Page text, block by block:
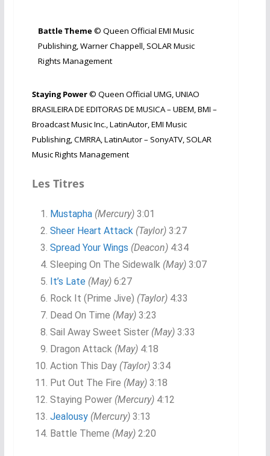
Battle Theme​© Queen Official EMI Music
Publishing, Warner Chappell, SOLAR Music
Rights Management​
Staying Power​© Queen Official UMG, UNIAO
BRASILEIRA DE EDITORAS DE MUSICA – UBEM, BMI –
Broadcast Music Inc., LatinAutor, EMI Music
Publishing, CMRRA, LatinAutor – SonyATV, SOLAR
Music Rights Management
Les Titres
Mustapha (Mercury) 3:01
Sheer Heart Attack (Taylor) 3:27
Spread Your Wings (Deacon)4:34
Sleeping On The Sidewalk (May) 3:07
It’s Late (May) 6:27
Rock It (Prime Jive) (Taylor) 4:33
Dead On Time (May) 3:23
Sail Away Sweet Sister (May) 3:33
Dragon Attack (May) 4:18
Action This Day (Taylor) 3:34
Put Out The Fire (May) 3:18
Staying Power (Mercury) 4:12
Jealousy (Mercury) 3:13
Battle Theme (May) 2:20